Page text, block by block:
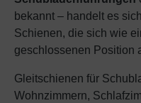
bekannt – handelt es
Schienen, die sich wie
geschlossenen Position
Gleitschienen für
Wohnzimmern,